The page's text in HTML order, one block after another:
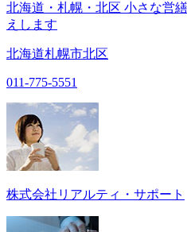
北海道・札幌・北区 小さな営
えします
北海道札幌市北区
011-775-5551
株式会社リアルティ・サポート